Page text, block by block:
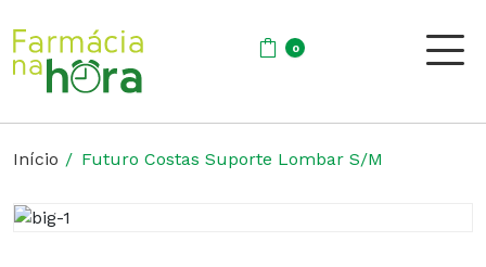
0
Início Futuro Costas Suporte Lombar S/M